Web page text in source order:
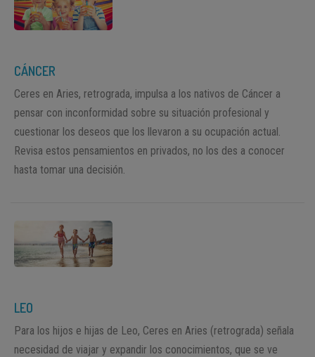
CÁNCER
Ceres en Aries, retrograda, impulsa a los nativos de Cáncer a
pensar con inconformidad sobre su situación profesional y
cuestionar los deseos que los llevaron a su ocupación actual.
Revisa estos pensamientos en privados, no los des a conocer
hasta tomar una decisión.
LEO
Para los hijos e hijas de Leo, Ceres en Aries (retrograda) señala
necesidad de viajar y expandir los conocimientos, que se ve